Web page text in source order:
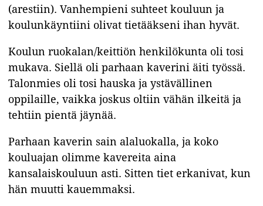
(arestiin). Vanhempieni suhteet kouluun ja
koulunkäyntiini olivat tietääkseni ihan hyvät.
Koulun ruokalan/keittiön henkilökunta oli tosi
mukava. Siellä oli parhaan kaverini äiti työssä.
Talonmies oli tosi hauska ja ystävällinen
oppilaille, vaikka joskus oltiin vähän ilkeitä ja
tehtiin pientä jäynää.
Parhaan kaverin sain alaluokalla, ja koko
kouluajan olimme kavereita aina
kansalaiskouluun asti. Sitten tiet erkanivat, kun
hän muutti kauemmaksi.